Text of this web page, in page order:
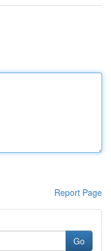
Report Page
Go